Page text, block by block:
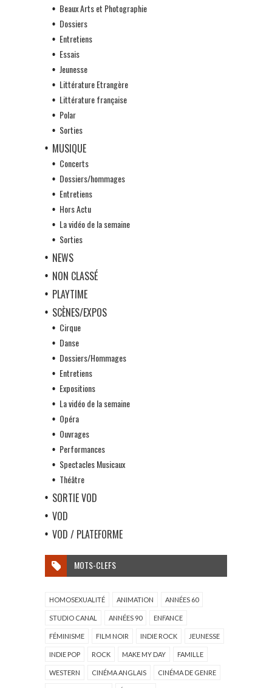
Beaux Arts et Photographie
Dossiers
Entretiens
Essais
Jeunesse
Littérature Etrangère
Littérature française
Polar
Sorties
MUSIQUE
Concerts
Dossiers/hommages
Entretiens
Hors Actu
La vidéo de la semaine
Sorties
NEWS
NON CLASSÉ
PLAYTIME
SCÈNES/EXPOS
Cirque
Danse
Dossiers/Hommages
Entretiens
Expositions
La vidéo de la semaine
Opéra
Ouvrages
Performances
Spectacles Musicaux
Théâtre
SORTIE VOD
VOD
VOD / PLATEFORME
MOTS-CLEFS
HOMOSEXUALITÉ ANIMATION ANNÉES 60
STUDIO CANAL ANNÉES 90 ENFANCE
FÉMINISME FILM NOIR INDIE ROCK JEUNESSE
INDIE POP ROCK MAKE MY DAY FAMILLE
WESTERN CINÉMA ANGLAIS CINÉMA DE GENRE